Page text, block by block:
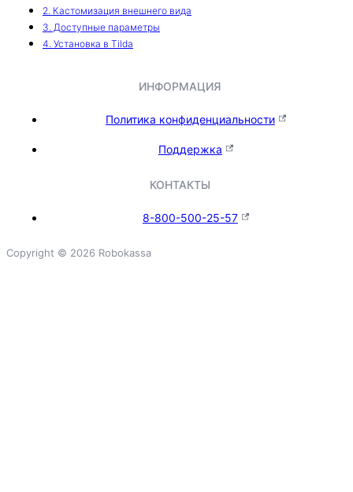
2. Кастомизация внешнего вида
3. Доступные параметры
4. Установка в Tilda
ИНФОРМАЦИЯ
Политика конфиденциальности
Поддержка
КОНТАКТЫ
8-800-500-25-57
Copyright © 2026 Robokassa